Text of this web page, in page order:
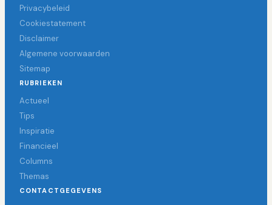
Privacybeleid
Cookiestatement
Disclaimer
Algemene voorwaarden
Sitemap
RUBRIEKEN
Actueel
Tips
Inspiratie
Financieel
Columns
Themas
CONTACTGEGEVENS